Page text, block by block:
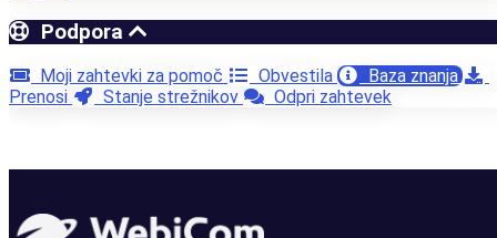
Podpora
Moji zahtevki za pomoč Obvestila
Baza znanja
Prenosi
Stanje strežnikov Odpri zahtevek